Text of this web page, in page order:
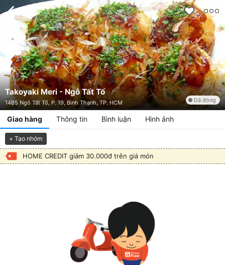
Takoyaki Meri - Ngô Tất Tố
14B5 Ngô Tất Tố, P. 19, Bình Thạnh, TP. HCM Đã đóng
Giao hàng Thông tin Bình luận Hình ảnh
+ Tạo nhóm
HOME CREDIT giảm 30.000đ trên giá món